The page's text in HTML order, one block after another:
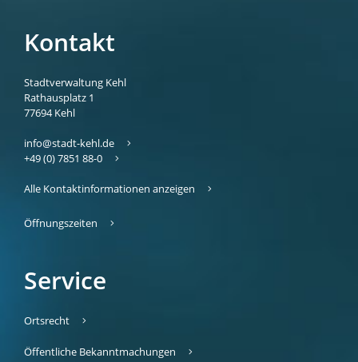
Kontakt
Stadtverwaltung Kehl
Rathausplatz 1
77694 Kehl
info@stadt-kehl.de
+49 (0) 7851 88-0
Alle Kontaktinformationen anzeigen
Öffnungszeiten
Service
Ortsrecht
Öffentliche Bekanntmachungen